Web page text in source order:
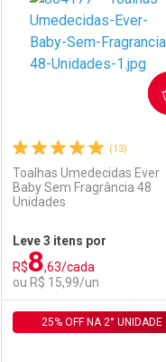
Comprar sem Desconto
Por R$ 58,99/cada
Comprar sem Desconto
Por R$ 58,99/cada
(13)
Toalhas Umedecidas Ever
Baby Sem Fragrância 48
Unidades
Leve 3 itens por
R$8,63/cada
ou R$ 15,99/un
COMPRAR
25% OFF NA 2° UNIDADE